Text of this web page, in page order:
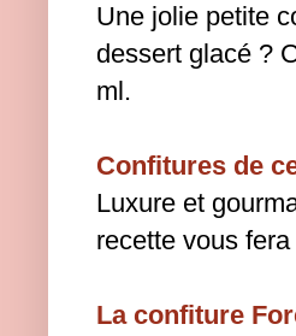
Une jolie petite
dessert glacé ?
ml.
Confitures de
Luxure et
recette vous
La confiture